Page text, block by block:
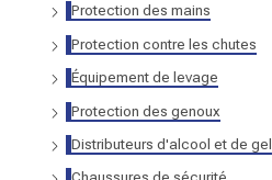
Protection des mains
Protection contre les chutes
Équipement de levage
Protection des genoux
Distributeurs d'alcool et de gel